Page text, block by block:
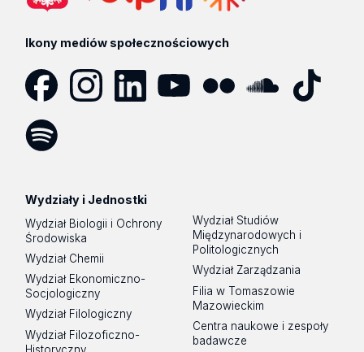
Ikony mediów społecznościowych
Wydziały i Jednostki
Wydział Biologii i Ochrony
Środowiska
Wydział Chemii
Wydział Ekonomiczno-
Socjologiczny
Wydział Filologiczny
Wydział Filozoficzno-
Historyczny
Wydział Studiów
Międzynarodowych i
Politologicznych
Wydział Zarządzania
Filia w Tomaszowie
Mazowieckim
Centra naukowe i zespoły
badawcze